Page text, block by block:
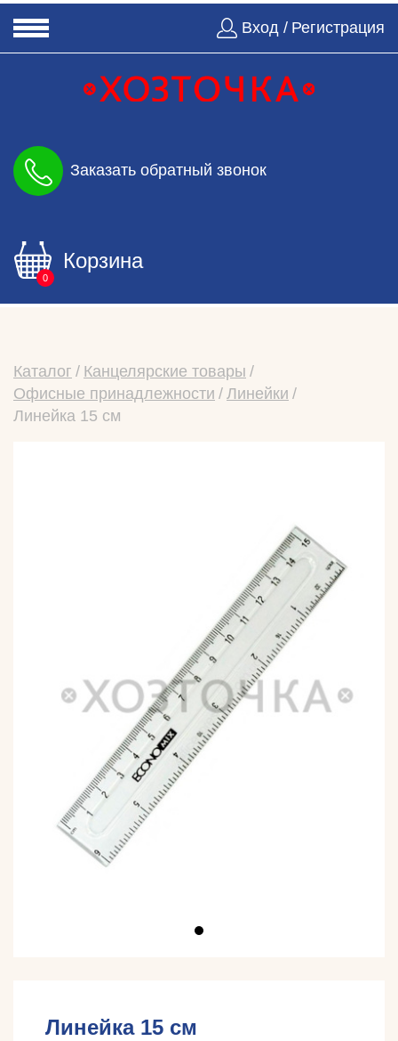
Вход / Регистрация
Заказать обратный звонок
0
Корзина
Каталог
Канцелярские товары
Офисные принадлежности
Линейки
Линейка 15 см
Линейка 15 см